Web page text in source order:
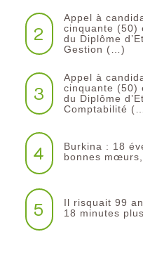
2
Appel à
cinquante (50)
du Diplôme
Gestion (…)
3
Appel à
cinquante (50)
du Diplôme
Comptabilité
4
Burkina : 18
bonnes
5
Il risquait 99
18 minutes